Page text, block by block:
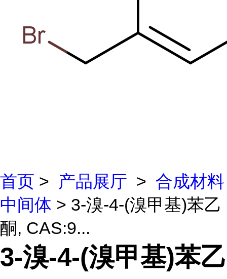
首页 > 产品展厅 > 合成材料
中间体 > 3-溴-4-(溴甲基)苯乙
酮, CAS:9...
3-溴-4-(溴甲基)苯乙